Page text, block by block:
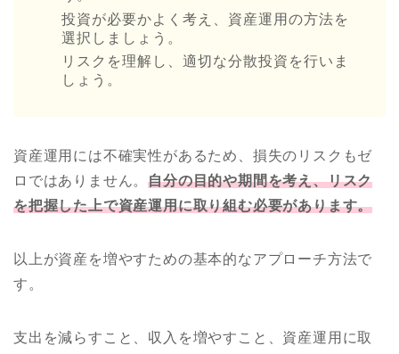
投資が必要かよく考え、資産運用の方法を
選択しましょう。
リスクを理解し、適切な分散投資を行いま
しょう。
資産運用には不確実性があるため、損失のリスクもゼ
ロではありません。自分の目的や期間を考え、リスク
を把握した上で資産運用に取り組む必要があります。
以上が資産を増やすための基本的なアプローチ方法で
す。
支出を減らすこと、収入を増やすこと、資産運用に取